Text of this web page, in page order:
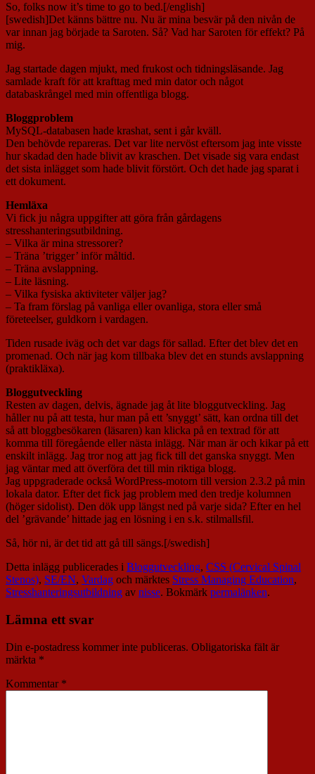
So, folks now it’s time to go to bed.[/english]
[swedish]Det känns bättre nu. Nu är mina besvär på den nivån de
var innan jag började ta Saroten. Så? Vad har Saroten för effekt? På
mig.
Jag startade dagen mjukt, med frukost och tidningsläsande. Jag
samlade kraft för att krafttag med min dator och något
databaskrångel med min offentliga blogg.
Bloggproblem
MySQL-databasen hade krashat, sent i går kväll.
Den behövde repareras. Det var lite nervöst eftersom jag inte visste
hur skadad den hade blivit av kraschen. Det visade sig vara endast
det sista inlägget som hade blivit förstört. Och det hade jag sparat i
ett dokument.
Hemläxa
Vi fick ju några uppgifter att göra från gårdagens
stresshanteringsutbildning.
– Vilka är mina stressorer?
– Träna ’trigger’ inför måltid.
– Träna avslappning.
– Lite läsning.
– Vilka fysiska aktiviteter väljer jag?
– Ta fram förslag på vanliga eller ovanliga, stora eller små
företeelser, guldkorn i vardagen.
Tiden rusade iväg och det var dags för sallad. Efter det blev det en
promenad. Och när jag kom tillbaka blev det en stunds avslappning
(praktikläxa).
Bloggutveckling
Resten av dagen, delvis, ägnade jag åt lite bloggutveckling. Jag
håller nu på att testa, hur man på ett ’snyggt’ sätt, kan ordna till det
så att bloggbesökaren (läsaren) kan klicka på en textrad för att
komma till föregående eller nästa inlägg. När man är och kikar på ett
enskilt inlägg. Jag tror nog att jag fick till det ganska snyggt. Men
jag väntar med att överföra det till min riktiga blogg.
Jag uppgraderade också WordPress-motorn till version 2.3.2 på min
lokala dator. Efter det fick jag problem med den tredje kolumnen
(höger sidolist). Den dök upp längst ned på varje sida? Efter en hel
del ’grävande’ hittade jag en lösning i en s.k. stilmallsfil.
Så, hör ni, är det tid att gå till sängs.[/swedish]
Detta inlägg publicerades i Bloggutveckling, CSS (Cervical Spinal
Stenos), SE/EN, Vardag och märktes Stress Managing Education,
Stresshanteringsutbildning av nisse. Bokmärk permalänken.
Lämna ett svar
Din e-postadress kommer inte publiceras. Obligatoriska fält är
märkta *
Kommentar *